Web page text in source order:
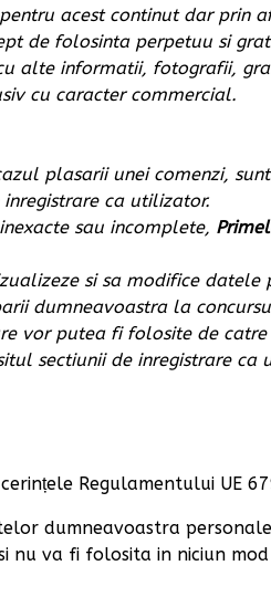
acest continut dar prin
de folosinta perpetuu si
alte informatii, fotografii,
cu caracter commercial.
plasarii unei comenzi,
ca utilizator.
sau incomplete,
si sa modifice
dumneavoastra la
vor putea fi folosite de catre
sectiunii de inregistrare
Regulamentului UE
dumneavoastra
va fi folosita in niciun